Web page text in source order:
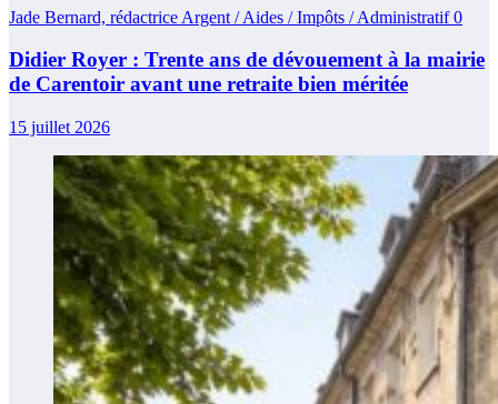
Jade Bernard, rédactrice Argent / Aides / Impôts / Administratif0
Didier Royer : Trente ans de dévouement à la mairie
de Carentoir avant une retraite bien méritée
15 juillet 2026